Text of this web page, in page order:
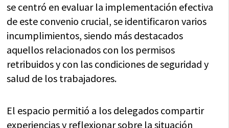
se centró en evaluar la implementación efectiva
de este convenio crucial, se identificaron varios
incumplimientos, siendo más destacados
aquellos relacionados con los permisos
retribuidos y con las condiciones de seguridad y
salud de los trabajadores.
El espacio permitió a los delegados compartir
experiencias y reflexionar sobre la situación